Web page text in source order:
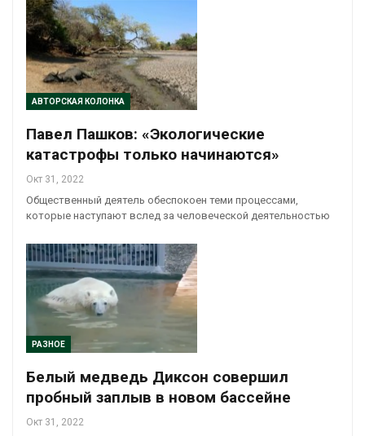
АВТОРСКАЯ КОЛОНКА
Павел Пашков: «Экологические
катастрофы только начинаются»
Окт 31, 2022
Общественный деятель обеспокоен теми процессами,
которые наступают вслед за человеческой деятельностью
РАЗНОЕ
Белый медведь Диксон совершил
пробный заплыв в новом бассейне
Окт 31, 2022